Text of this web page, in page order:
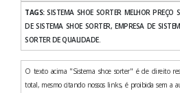
TAGS:SISTEMA SHOE SORTER MELHOR PREÇO
DE SISTEMA SHOE SORTER, EMPRESA DE
SORTER DE QUALIDADE.
O texto acima "Sistema shoe sorter" é de direito
total, mesmo citando nossos links, é proibida sem a